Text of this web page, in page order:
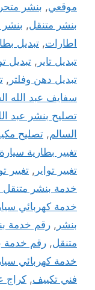
موقعي, بنشر
بنشر متنقل, بنشر
اطارات, تبديل
تبديل تاير , تبديل
تبديل دهن وفلتر ,
سفايف عبد الله
تصليح بنشر عبد
السالم, تصليح
تغيير بطارية سيارة
تغيير تواير , تغيير
خدمة بنشر متنقل
خدمة كهربائي
بنشر , رقم خدمة
متنقل, رقم خدمة
خدمة كهربائي
فني تكييف, كراج